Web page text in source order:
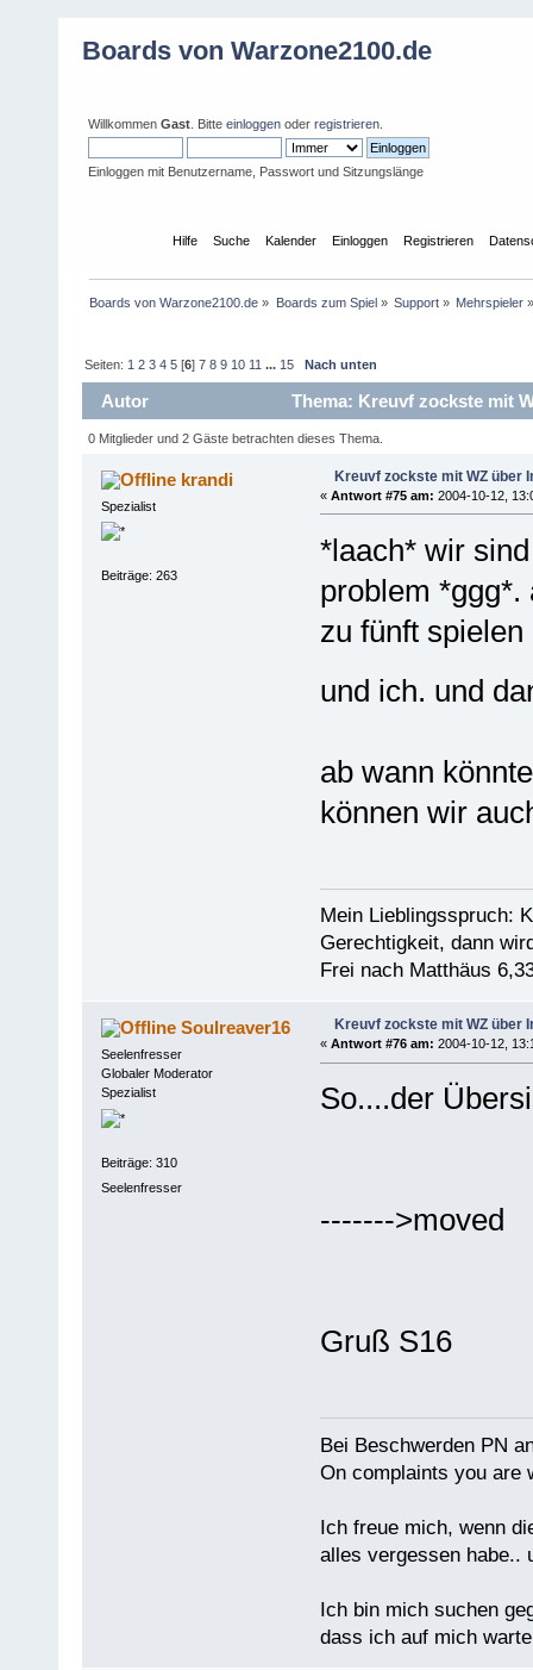
Boards von Warzone2100.de
Willkommen Gast . Bitte einloggen oder registrieren
Einloggen mit Benutzername, Passwort und Sitzungslänge
Hilfe Suche Kalender Einloggen Registrieren
Boards von Warzone2100.de » Boards zum Spiel» Support» Mehrspieler
Seiten: 1 2 3 4 5 [6]7 8 9 10 11 ... 15 Nach unten
Autor Thema: Kreuvf zockste mit
0 Mitglieder und 2 Gäste betrachten dieses Thema.
krandi
Spezialist
Beiträge: 263
Kreuvf zockste mit WZ über
« Antwort #75 am: 2004-10-12,
*laach* wir
problem
zu fünft
und ich. und
ab wann
können wir
Mein Lieblingsspruch:
Gerechtigkeit, dann
Frei nach Matthäus
Soulreaver16
Seelenfresser
Globaler Moderator
Spezialist
Beiträge: 310
Seelenfresser
Kreuvf zockste mit WZ über
« Antwort #76 am: 2004-10-12,
So....der
------->moved
Gruß S16
Bei Beschwerden PN
On complaints you are
Ich freue mich, wenn
alles vergessen habe..
Ich bin mich suchen
dass ich auf mich